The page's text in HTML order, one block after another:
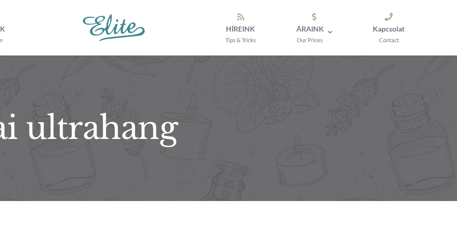
HÍREINK
Tips & Tricks
ÁRAINK
Our Prices
Kapcsolat
Contact
ultrahang